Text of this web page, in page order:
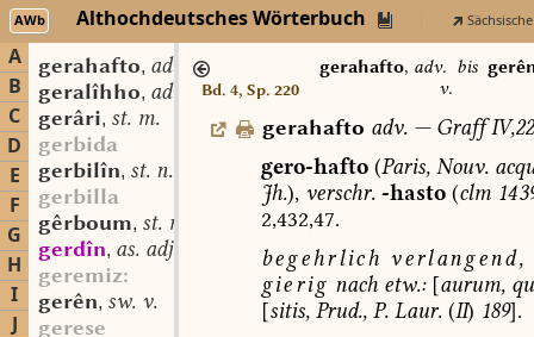
AWb Althochdeutsches Wörterbuch
A
B
C
D
E
F
G
H
I
J
gerahafto, adv.
geralîhho, adv.
gerâri, st. m.
gerbida
gerbilîn, st. n.
gerbilla
gêrboum, st. m.
gerdîn, as. adj.
geremiz:
gerên, sw. v.
gerese
Bd. 4, Sp. 220
gerahafto, adv. bis
v.
gerahafto adv. —Graff
gero-hafto(Paris,Nouv.
Jh.), verschr. -hasto(clm14
2,432,47.
begehrlich verlangend,
gierig nach etw.:[aurum,
[sitis,Prud.,P.Laur. (II) 189].